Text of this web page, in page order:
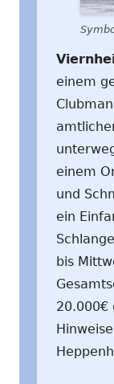
einem
einem
und
ein
bis
20.000€